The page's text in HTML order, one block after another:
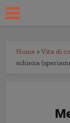
Home »Vita di
schiena